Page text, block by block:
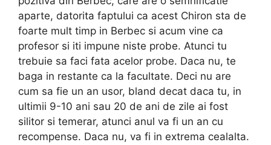
aparte, datorita faptului ca acest Chiron sta de
foarte mult timp in Berbec si acum vine ca
profesor si iti impune niste probe. Atunci tu
trebuie sa faci fata acelor probe. Daca nu, te
baga in restante ca la facultate. Deci nu are
cum sa fie un an usor, bland decat daca tu, in
ultimii 9-10 ani sau 20 de ani de zile ai fost
silitor si temerar, atunci anul va fi un an cu
recompense. Daca nu, va fi in extrema cealalta.